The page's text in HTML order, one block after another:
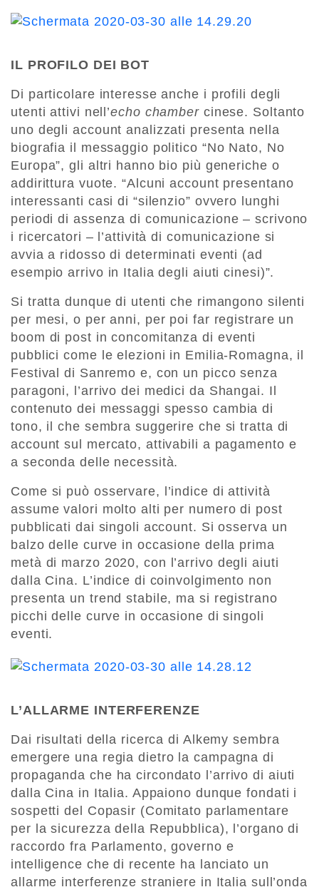
IL PROFILO DEI BOT
Di particolare interesse anche i profili degli
utenti attivi nell’echo chambercinese. Soltanto
uno degli account analizzati presenta nella
biografia il messaggio politico “No Nato, No
Europa”, gli altri hanno bio più generiche o
addirittura vuote. “Alcuni account presentano
interessanti casi di “silenzio” ovvero lunghi
periodi di assenza di comunicazione – scrivono
i ricercatori – l’attività di comunicazione si
avvia a ridosso di determinati eventi (ad
esempio arrivo in Italia degli aiuti cinesi)”.
Si tratta dunque di utenti che rimangono silenti
per mesi, o per anni, per poi far registrare un
boom di post in concomitanza di eventi
pubblici come le elezioni in Emilia-Romagna, il
Festival di Sanremo e, con un picco senza
paragoni, l’arrivo dei medici da Shangai. Il
contenuto dei messaggi spesso cambia di
tono, il che sembra suggerire che si tratta di
account sul mercato, attivabili a pagamento e
a seconda delle necessità.
Come si può osservare, l’indice di attività
assume valori molto alti per numero di post
pubblicati dai singoli account. Si osserva un
balzo delle curve in occasione della prima
metà di marzo 2020, con l’arrivo degli aiuti
dalla Cina. L’indice di coinvolgimento non
presenta un trend stabile, ma si registrano
picchi delle curve in occasione di singoli
eventi.
L’ALLARME INTERFERENZE
Dai risultati della ricerca di Alkemy sembra
emergere una regia dietro la campagna di
propaganda che ha circondato l’arrivo di aiuti
dalla Cina in Italia. Appaiono dunque fondati i
sospetti del Copasir (Comitato parlamentare
per la sicurezza della Repubblica), l’organo di
raccordo fra Parlamento, governo e
intelligence che di recente ha lanciato un
allarme interferenze straniere in Italia sull’onda